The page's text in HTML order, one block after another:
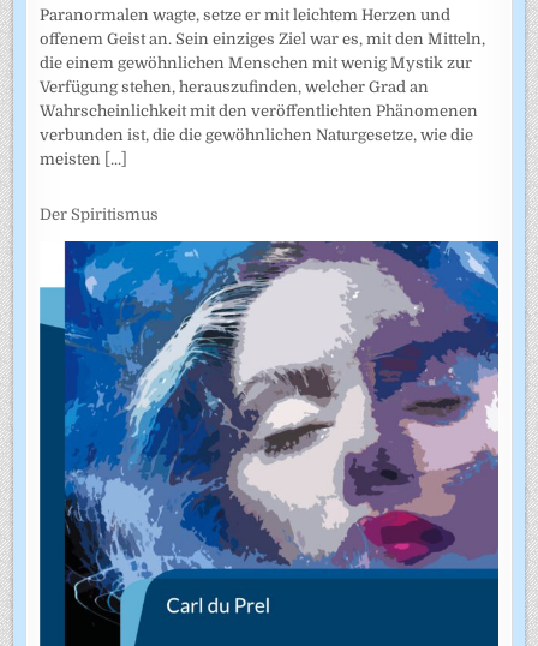
Paranormalen wagte, setze er mit leichtem Herzen und
offenem Geist an. Sein einziges Ziel war es, mit den Mitteln,
die einem gewöhnlichen Menschen mit wenig Mystik zur
Verfügung stehen, herauszufinden, welcher Grad an
Wahrscheinlichkeit mit den veröffentlichten Phänomenen
verbunden ist, die die gewöhnlichen Naturgesetze, wie die
meisten [...]
Der Spiritismus